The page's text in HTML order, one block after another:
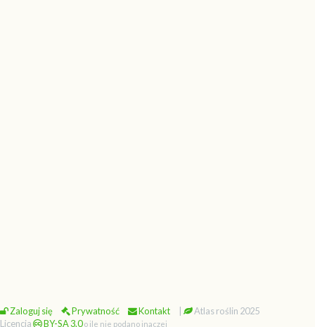
Zaloguj się Prywatność Kontakt |
Atlas roślin 2025
Licencja
BY-SA 3.0 o ile nie podano inaczej